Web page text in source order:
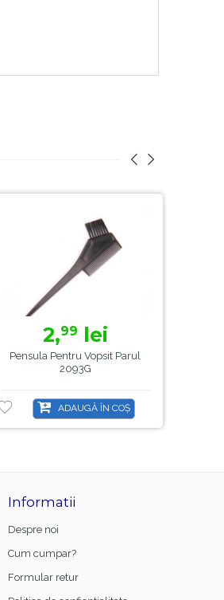
2,99 lei
Pensula Pentru Vopsit Parul
2093G
ADAUGĂ ÎN COȘ
-21%
Informatii
Despre noi
Cum cumpar?
Formular retur